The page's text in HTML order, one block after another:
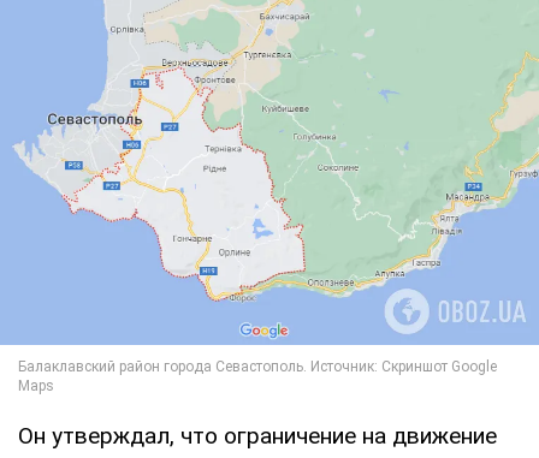
Он утверждал, что ограничение на движение